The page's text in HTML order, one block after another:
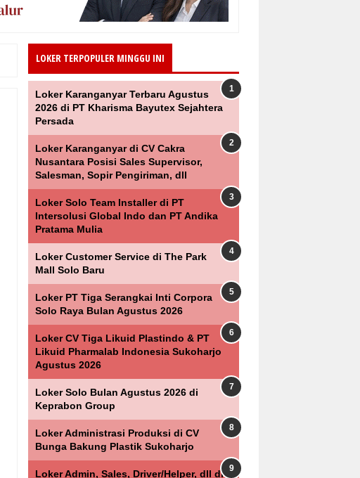
LOKER TERPOPULER MINGGU INI
Loker Karanganyar Terbaru Agustus
2026 di PT Kharisma Bayutex Sejahtera
Persada
Loker Karanganyar di CV Cakra
Nusantara Posisi Sales Supervisor,
Salesman, Sopir Pengiriman, dll
Loker Solo Team Installer di PT
Intersolusi Global Indo dan PT Andika
Pratama Mulia
Loker Customer Service di The Park
Mall Solo Baru
Loker PT Tiga Serangkai Inti Corpora
Solo Raya Bulan Agustus 2026
Loker CV Tiga Likuid Plastindo & PT
Likuid Pharmalab Indonesia Sukoharjo
Agustus 2026
Loker Solo Bulan Agustus 2026 di
Keprabon Group
Loker Administrasi Produksi di CV
Bunga Bakung Plastik Sukoharjo
Loker Admin, Sales, Driver/Helper, dll di